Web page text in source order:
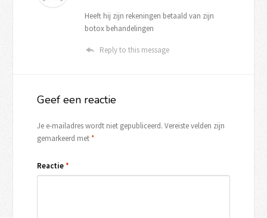
Heeft hij zijn rekeningen betaald van zijn
botox behandelingen
Reply to this message
Geef een reactie
Je e-mailadres wordt niet gepubliceerd. Vereiste velden zijn
gemarkeerd met*
Reactie*